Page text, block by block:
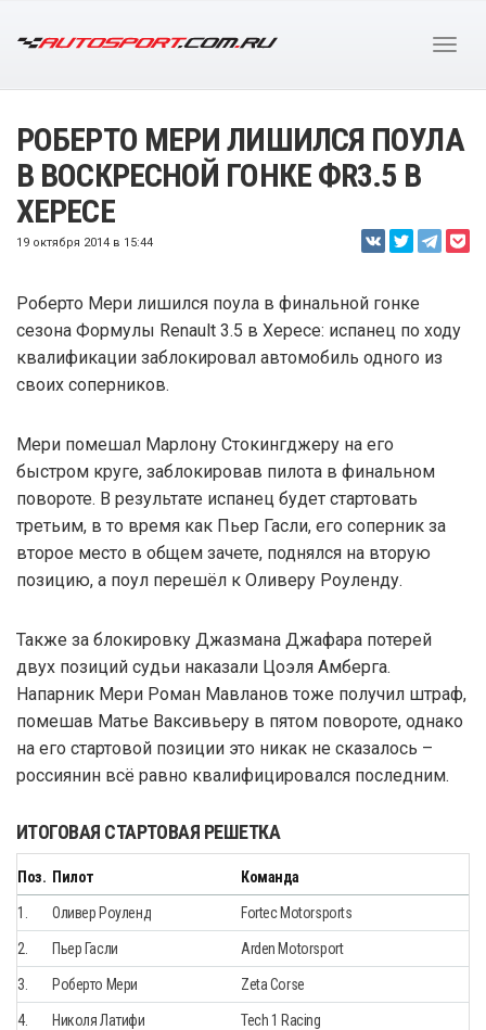
РОБЕРТО МЕРИ ЛИШИЛСЯ ПОУЛА
В ВОСКРЕСНОЙ ГОНКЕ ФR3.5 В
ХЕРЕСЕ
19 октября 2014 в 15:44
Роберто Мери лишился поула в финальной гонке
сезона Формулы Renault 3.5 в Хересе: испанец по ходу
квалификации заблокировал автомобиль одного из
своих соперников.
Мери помешал Марлону Стокингджеру на его
быстром круге, заблокировав пилота в финальном
повороте. В результате испанец будет стартовать
третьим, в то время как Пьер Гасли, его соперник за
второе место в общем зачете, поднялся на вторую
позицию, а поул перешёл к Оливеру Роуленду.
Также за блокировку Джазмана Джафара потерей
двух позиций судьи наказали Цоэля Амберга.
Напарник Мери Роман Мавланов тоже получил штраф,
помешав Матье Ваксивьеру в пятом повороте, однако
на его стартовой позиции это никак не сказалось –
россиянин всё равно квалифицировался последним.
ИТОГОВАЯ СТАРТОВАЯ РЕШЕТКА
Поз. Пилот Команда
1. Оливер Роуленд Fortec Motorsports
2. Пьер Гасли Arden Motorsport
3. Роберто Мери Zeta Corse
4. Николя Латифи Tech 1 Racing